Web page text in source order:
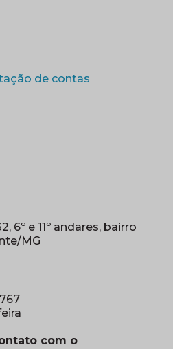
de contas
6º e 11º andares, bairro
MG
com o